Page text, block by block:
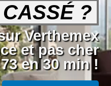
?
Verthemex
et pas cher
en 30 min !